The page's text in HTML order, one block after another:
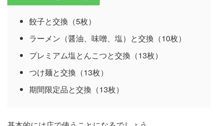
餃子と交換（5枚）
ラーメン（醤油、味噌、塩）と交換（10枚）
プレミアム塩とんこつと交換（13枚）
つけ麺と交換（13枚）
期間限定品と交換（13枚）